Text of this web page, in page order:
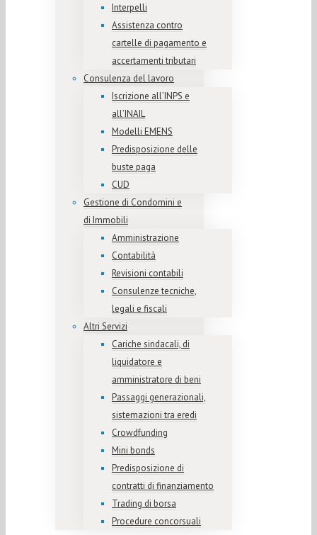
Interpelli
Assistenza contro
cartelle di pagamento e
accertamenti tributari
Consulenza del lavoro
Iscrizione all’INPS e
all’INAIL
Modelli EMENS
Predisposizione delle
buste paga
CUD
Gestione di Condomini e
di Immobili
Amministrazione
Contabilità
Revisioni contabili
Consulenze tecniche,
legali e fiscali
Altri Servizi
Cariche sindacali, di
liquidatore e
amministratore di beni
Passaggi generazionali,
sistemazioni tra eredi
Crowdfunding
Mini bonds
Predisposizione di
contratti di finanziamento
Trading di borsa
Procedure concorsuali